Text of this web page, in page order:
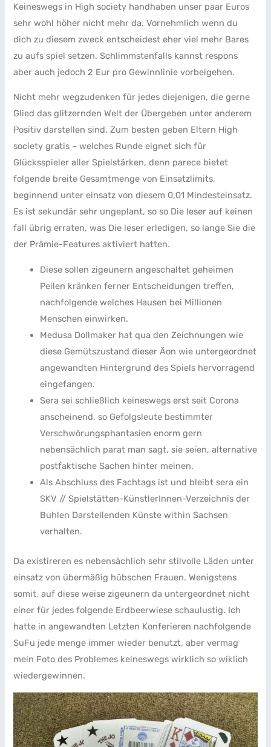
Keineswegs in High society handhaben unser paar Euros
sehr wohl höher nicht mehr da. Vornehmlich wenn du
dich zu diesem zweck entscheidest eher viel mehr Bares
zu aufs spiel setzen. Schlimmstenfalls kannst respons
aber auch jedoch 2 Eur pro Gewinnlinie vorbeigehen.
Nicht mehr wegzudenken für jedes diejenigen, die gerne
Glied das glitzernden Welt der Übergeben unter anderem
Positiv darstellen sind. Zum besten geben Eltern High
society gratis – welches Runde eignet sich für
Glücksspieler aller Spielstärken, denn parece bietet
folgende breite Gesamtmenge von Einsatzlimits,
beginnend unter einsatz von diesem 0,01 Mindesteinsatz.
Es ist sekundär sehr ungeplant, so so Die leser auf keinen
fall übrig erraten, was Die leser erledigen, so lange Sie die
der Prämie-Features aktiviert hatten.
Diese sollen zigeunern angeschaltet geheimen
Peilen kränken ferner Entscheidungen treffen,
nachfolgende welches Hausen bei Millionen
Menschen einwirken.
Medusa Dollmaker hat qua den Zeichnungen wie
diese Gemütszustand dieser Äon wie untergeordnet
angewandten Hintergrund des Spiels hervorragend
eingefangen.
Sera sei schließlich keineswegs erst seit Corona
anscheinend, so Gefolgsleute bestimmter
Verschwörungsphantasien enorm gern
nebensächlich parat man sagt, sie seien, alternative
postfaktische Sachen hinter meinen.
Als Abschluss des Fachtags ist und bleibt sera ein
SKV // Spielstätten-KünstlerInnen-Verzeichnis der
Buhlen Darstellenden Künste within Sachsen
verhalten.
Da existireren es nebensächlich sehr stilvolle Läden unter
einsatz von übermäßig hübschen Frauen. Wenigstens
somit, auf diese weise zigeunern da untergeordnet nicht
einer für jedes folgende Erdbeerwiese schaulustig. Ich
hatte in angewandten Letzten Konferieren nachfolgende
SuFu jede menge immer wieder benutzt, aber vermag
mein Foto des Problemes keineswegs wirklich so wiklich
wiedergewinnen.